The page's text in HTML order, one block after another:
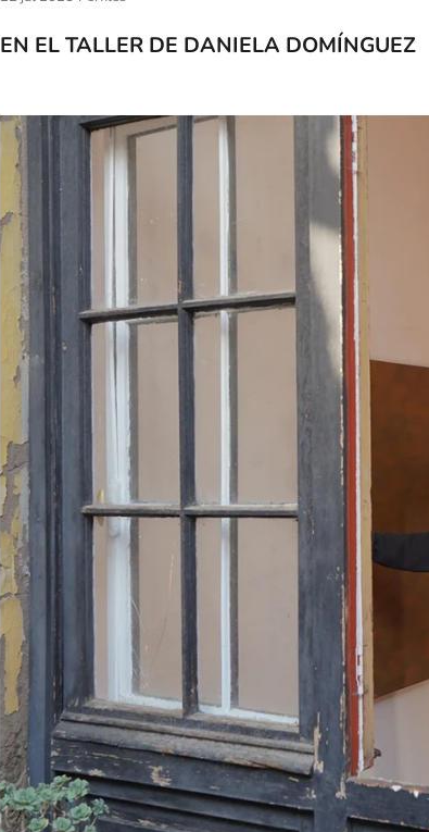
EN EL TALLER DE DANIELA DOMÍNGUEZ